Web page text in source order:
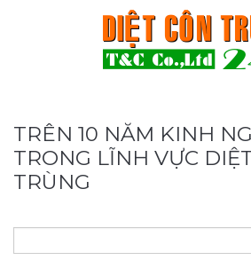
TRÊN 10 NĂM KINH
TRONG LĨNH VỰC
TRÙNG